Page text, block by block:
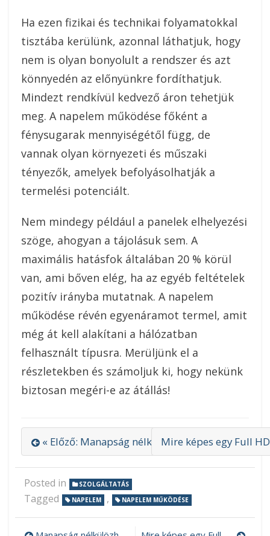
Ha ezen fizikai és technikai folyamatokkal
tisztába kerülünk, azonnal láthatjuk, hogy
nem is olyan bonyolult a rendszer és azt
könnyedén az előnyünkre fordíthatjuk.
Mindezt rendkívül kedvező áron tehetjük
meg. A napelem működése főként a
fénysugarak mennyiségétől függ, de
vannak olyan környezeti és műszaki
tényezők, amelyek befolyásolhatják a
termelési potenciált.
Nem mindegy például a panelek elhelyezési
szöge, ahogyan a tájolásuk sem. A
maximális hatásfok általában 20 % körül
van, ami bőven elég, ha az egyéb feltételek
pozitív irányba mutatnak. A napelem
működése révén egyenáramot termel, amit
még át kell alakítani a hálózatban
felhasznált típusra. Merüljünk el a
részletekben és számoljuk ki, hogy nekünk
biztosan megéri-e az átállás!
« Előző: Manapság nélkülözhetetlenek a
Mire képes egy Full
Posted in SZOLGÁLTATÁS
Tagged NAPELEM , NAPELEM MŰKÖDÉSE